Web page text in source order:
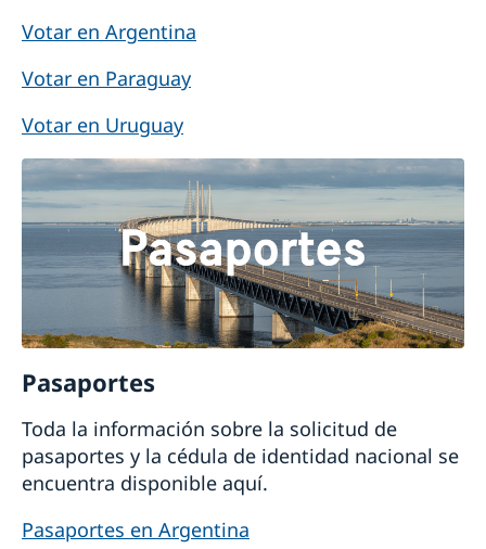
Votar en Argentina
Votar en Paraguay
Votar en Uruguay
Pasaportes
Toda la información sobre la solicitud de
pasaportes y la cédula de identidad nacional se
encuentra disponible aquí.
Pasaportes en Argentina